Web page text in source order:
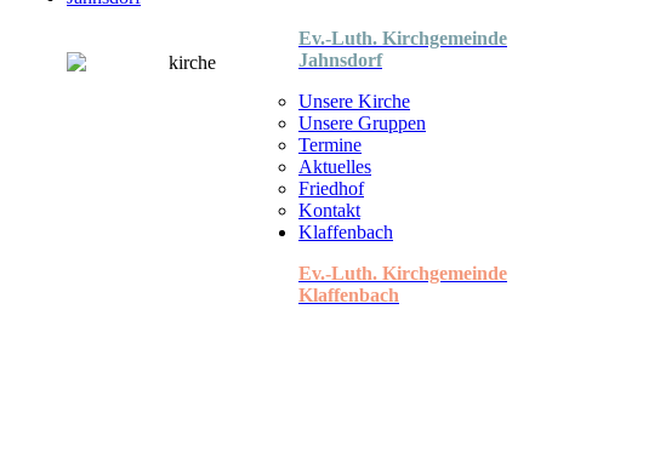
Ev.-Luth. Kirchgemeinde
Jahnsdorf
Unsere Kirche
Unsere Gruppen
Termine
Aktuelles
Friedhof
Kontakt
Klaffenbach
Ev.-Luth. Kirchgemeinde
Klaffenbach